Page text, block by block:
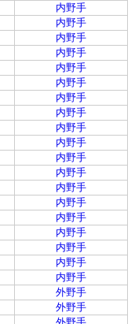
内野手
内野手
内野手
内野手
内野手
内野手
内野手
内野手
内野手
内野手
内野手
内野手
内野手
内野手
内野手
内野手
内野手
内野手
内野手
外野手
外野手